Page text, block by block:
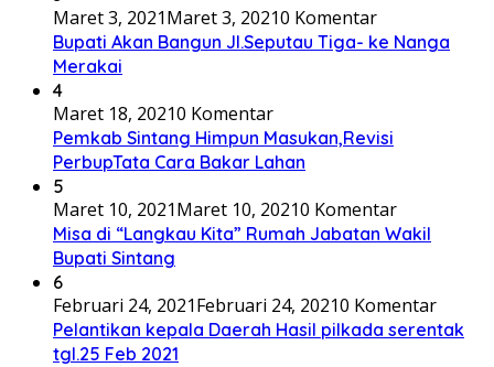
Maret 3, 2021Maret 3, 20210 Komentar
Bupati Akan Bangun Jl.Seputau Tiga- ke Nanga
Merakai
4
Maret 18, 20210 Komentar
Pemkab Sintang Himpun Masukan,Revisi
PerbupTata Cara Bakar Lahan
5
Maret 10, 2021Maret 10, 20210 Komentar
Misa di “Langkau Kita” Rumah Jabatan Wakil
Bupati Sintang
6
Februari 24, 2021Februari 24, 20210 Komentar
Pelantikan kepala Daerah Hasil pilkada serentak
tgl.25 Feb 2021